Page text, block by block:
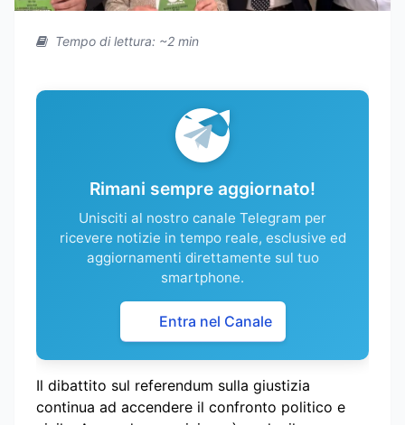
Tempo di lettura: ~2 min
Rimani sempre aggiornato!
Unisciti al nostro canale Telegram per
ricevere notizie in tempo reale, esclusive ed
aggiornamenti direttamente sul tuo
smartphone.
Entra nel Canale
Il dibattito sul referendum sulla giustizia
continua ad accendere il confronto politico e